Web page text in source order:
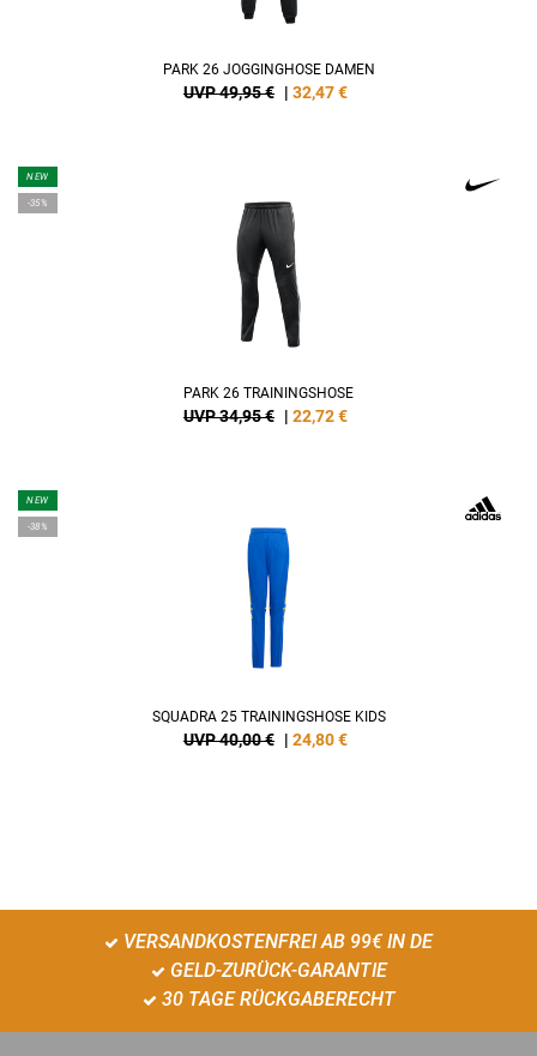
PARK 26 JOGGINGHOSE DAMEN
UVP 49,95 € | 32,47€
NEW
-35%
PARK 26 TRAININGSHOSE
UVP 34,95 € | 22,72€
NEW
-38%
SQUADRA 25 TRAININGSHOSE KIDS
UVP 40,00 € | 24,80€
VERSANDKOSTENFREI AB 99€ IN DE
GELD-ZURÜCK-GARANTIE
30 TAGE RÜCKGABERECHT